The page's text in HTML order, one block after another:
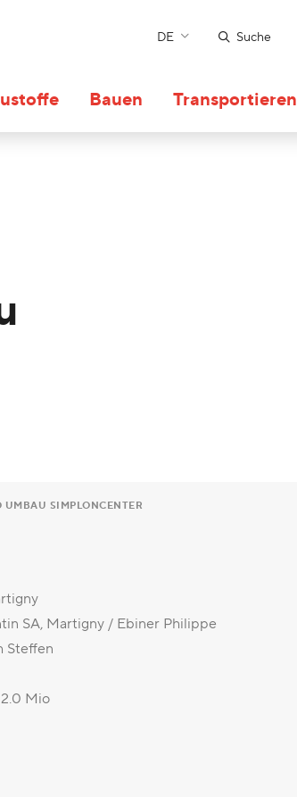
DE Suche
Bauen Transportieren
UMBAU SIMPLONCENTER
SA, Martigny / Ebiner Philippe
Steffen
Mio